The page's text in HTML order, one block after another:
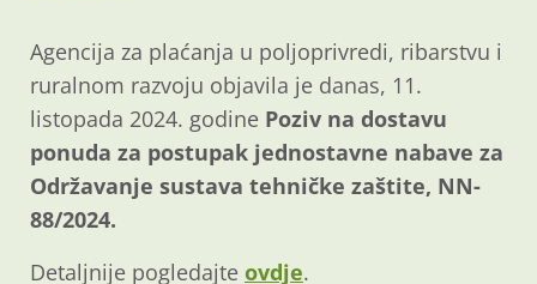
Agencija za plaćanja u poljoprivredi, ribarstvu i
ruralnom razvoju objavila je danas, 11.
listopada 2024. godine Poziv na dostavu
ponuda za postupak jednostavne nabave za
Održavanje sustava tehničke zaštite, NN-
88/2024.
Detaljnije pogledajte ovdje.